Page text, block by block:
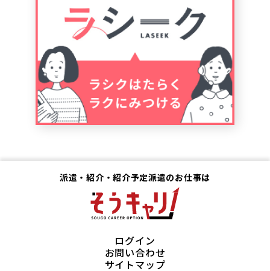
派遣・紹介・紹介予定派遣のお仕事は
ログイン
お問い合わせ
サイトマップ